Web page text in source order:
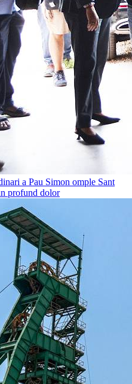
a Pau Simon omple Sant
profund dolor